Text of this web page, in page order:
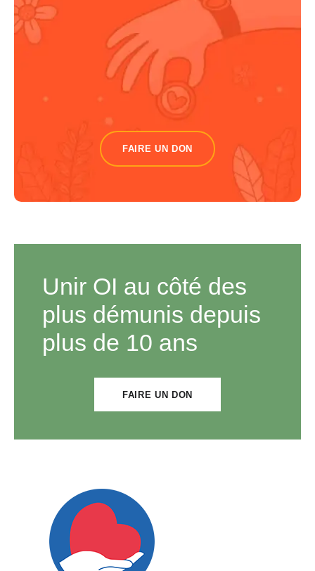
FAIRE UN DON
Unir OI au côté des
plus démunis depuis
plus de 10 ans
FAIRE UN DON